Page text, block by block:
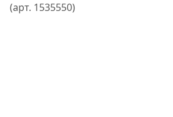
(арт. 1535550)